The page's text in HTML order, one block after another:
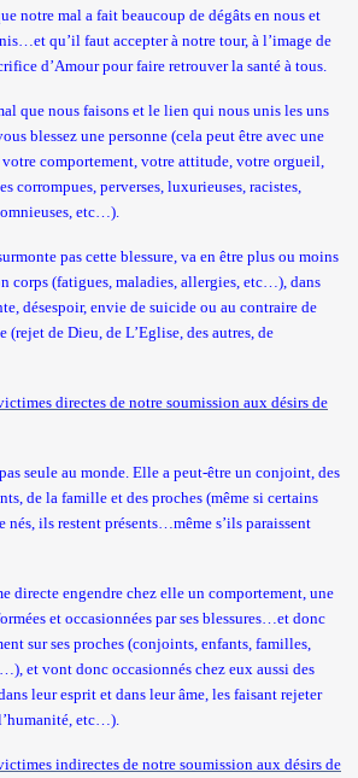
notre mal a fait beaucoup de dégâts en nous et
qu’il faut accepter à notre tour, à l’image de
d’Amour pour faire retrouver la santé à tous.
que nous faisons et le lien qui nous unis les uns
blessez une personne (cela peut être avec une
votre comportement, votre attitude, votre orgueil,
corrompues, perverses, luxurieuses, racistes,
etc…).
pas cette blessure, va en être plus ou moins
corps (fatigues, maladies, allergies, etc…), dans
désespoir, envie de suicide ou au contraire de
(rejet de Dieu, de L’Eglise, des autres, de
directes de notre soumission aux désirs de
seule au monde. Elle a peut-être un conjoint, des
de la famille et des proches (même si certains
nés, ils restent présents…même s’ils paraissent
directe engendre chez elle un comportement, une
et occasionnées par ses blessures…et donc
sur ses proches (conjoints, enfants, familles,
et vont donc occasionnés chez eux aussi des
leur esprit et dans leur âme, les faisant rejeter
etc…).
indirectes de notre soumission aux désirs de